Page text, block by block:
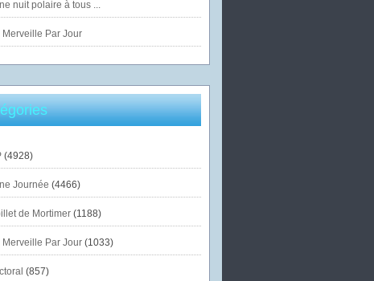
nuit polaire à tous ...
Merveille Par Jour
(4928)
Journée (4466)
de Mortimer(1188)
Merveille Par Jour(1033)
(857)